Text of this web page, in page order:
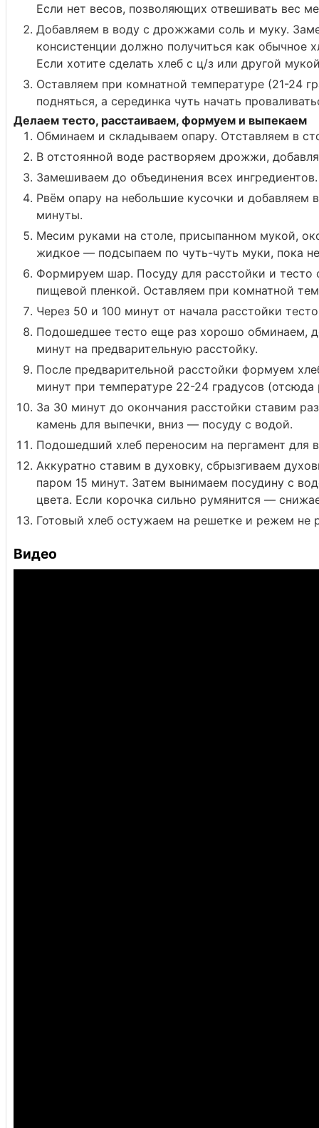
Если нет весов, позволяющих отвешивать вес
Добавляем в воду с дрожжами соль и муку.
консистенции должно получиться как обычное
Если хотите сделать хлеб с ц/з или другой
Оставляем при комнатной температуре (21-24
подняться, а серединка чуть начать
Делаем тесто, расстаиваем, формуем и выпекаем
Обминаем и складываем опару. Отставляем в
В отстоянной воде растворяем дрожжи,
Замешиваем до объединения всех ингредиентов.
Рвём опару на небольшие кусочки и
минуты.
Месим руками на столе, присыпанном мукой,
жидкое — подсыпаем по чуть-чуть муки, пока
Формируем шар. Посуду для расстойки и тесто
пищевой пленкой. Оставляем при комнатной
Через 50 и 100 минут от начала расстойки
Подошедшее тесто еще раз хорошо обминаем,
минут на предварительную расстойку.
После предварительной расстойки формуем
минут при температуре 22-24 градусов (отсюда
За 30 минут до окончания расстойки ставим
камень для выпечки, вниз — посуду с водой.
Подошедший хлеб переносим на пергамент для
Аккуратно ставим в духовку, сбрызгиваем
паром 15 минут. Затем вынимаем посудину с
цвета. Если корочка сильно румянится —
Готовый хлеб остужаем на решетке и режем не
Видео